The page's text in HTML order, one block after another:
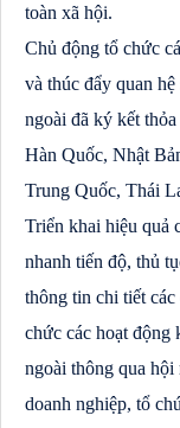
toàn xã hội.
Chủ động tổ chức
và thúc đẩy quan
ngoài đã ký kết
Hàn Quốc, Nhật
Trung Quốc, Thái
Triển khai hiệu quả
nhanh tiến độ, thủ
thông tin chi tiết
chức các hoạt động
ngoài thông qua
doanh nghiệp, tổ